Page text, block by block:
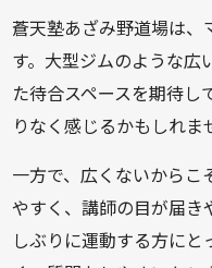
蒼天塾あざみ野道場は、
す。大型ジムのような広
た待合スペースを期待
りなく感じるかもしれま
一方で、広くないからこ
やすく、講師の目が届き
しぶりに運動する方にと